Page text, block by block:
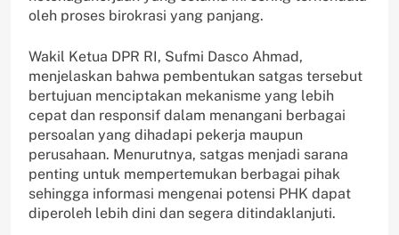
oleh proses birokrasi yang panjang.
Wakil Ketua DPR RI, Sufmi Dasco Ahmad,
menjelaskan bahwa pembentukan satgas tersebut
bertujuan menciptakan mekanisme yang lebih
cepat dan responsif dalam menangani berbagai
persoalan yang dihadapi pekerja maupun
perusahaan. Menurutnya, satgas menjadi sarana
penting untuk mempertemukan berbagai pihak
sehingga informasi mengenai potensi PHK dapat
diperoleh lebih dini dan segera ditindaklanjuti.